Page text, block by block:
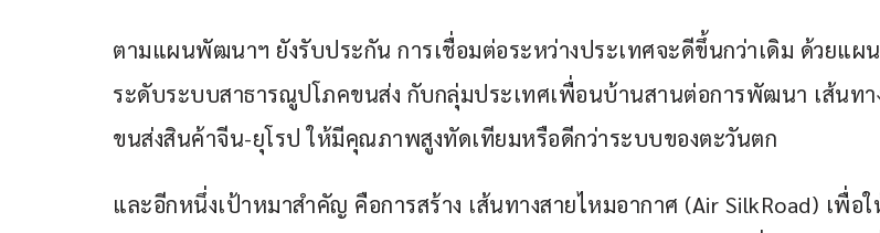
ตามแผนพัฒนาฯ ยังรับประกัน การเชื่อมต่อระหว่างประเทศจะดีขึ้นกว่าเดิม ด้วยแผ
ระดับระบบสาธารณูปโภคขนส่ง กับกลุ่มประเทศเพื่อนบ้านสานต่อการพัฒนา เส้นทา
ขนส่งสินค้าจีน-ยุโรป ให้มีคุณภาพสูงทัดเทียมหรือดีกว่าระบบของตะวันตก
และอีกหนึ่งเป้าหมาสำคัญ คือการสร้าง เส้นทางสายไหมอากาศ (Air SilkRoad) เพื่อ